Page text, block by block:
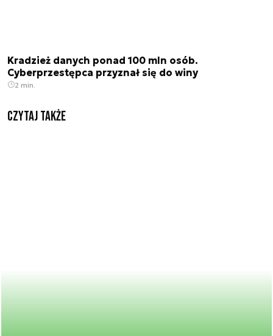
Kradzież danych ponad 100 mln osób.
Cyberprzestępca przyznał się do winy
2 min.
Czytaj także